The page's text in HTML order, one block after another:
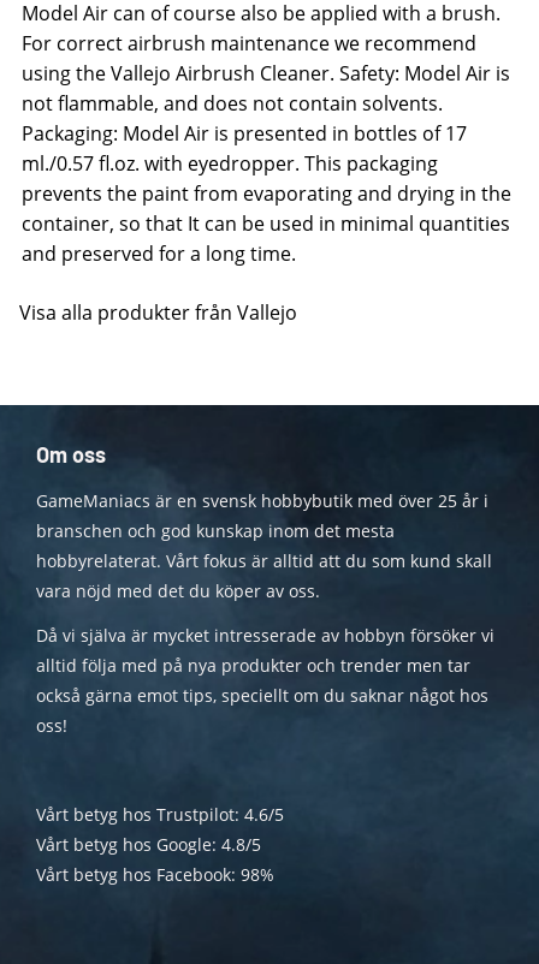
Model Air can of course also be applied with a brush.
For correct airbrush maintenance we recommend
using the Vallejo Airbrush Cleaner. Safety: Model Air is
not flammable, and does not contain solvents.
Packaging: Model Air is presented in bottles of 17
ml./0.57 fl.oz. with eyedropper. This packaging
prevents the paint from evaporating and drying in the
container, so that It can be used in minimal quantities
and preserved for a long time.
Visa alla produkter från Vallejo
Om oss
GameManiacs är en svensk hobbybutik med över 25 år i
branschen och god kunskap inom det mesta
hobbyrelaterat. Vårt fokus är alltid att du som kund skall
vara nöjd med det du köper av oss.
Då vi själva är mycket intresserade av hobbyn försöker vi
alltid följa med på nya produkter och trender men tar
också gärna emot tips, speciellt om du saknar något hos
oss!
Vårt betyg hos Trustpilot: 4.6/5
Vårt betyg hos Google: 4.8/5
Vårt betyg hos Facebook: 98%